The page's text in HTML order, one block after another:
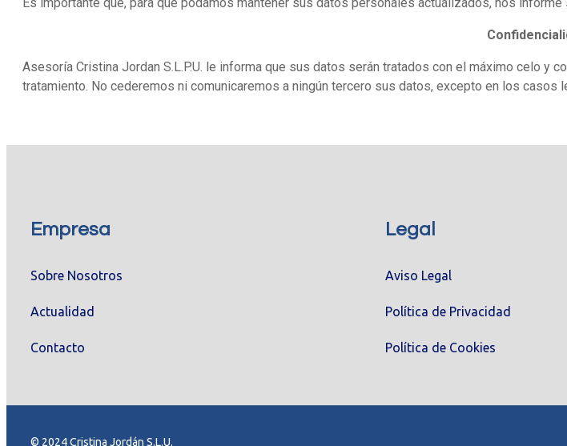
Asesoría Cristina Jordan S.L.P.U. le informa que sus datos serán tratados con el máximo celo
tratamiento. No cederemos ni comunicaremos a ningún tercero sus datos, excepto en los
Empresa
Sobre Nosotros
Actualidad
Contacto
Legal
Aviso Legal
Política de Privacidad
Política de Cookies
© 2024 Cristina Jordán S.L.U.